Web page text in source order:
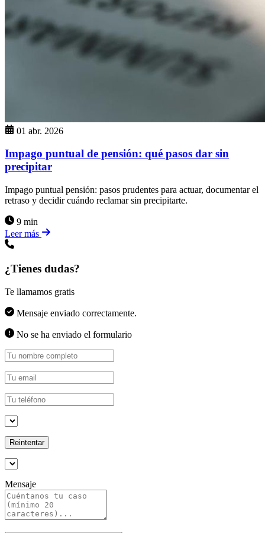
01 abr. 2026
Impago puntual de pensión: qué pasos dar sin
precipitar
Impago puntual pensión: pasos prudentes para actuar, documentar el
retraso y decidir cuándo reclamar sin precipitarte.
9 min
Leer más
¿Tienes dudas?
Te llamamos gratis
Mensaje enviado correctamente.
No se ha enviado el formulario
Reintentar
Mensaje